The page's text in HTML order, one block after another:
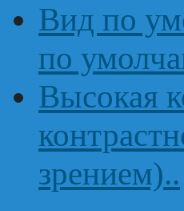
Вид по
по
Высокая
зрением)..